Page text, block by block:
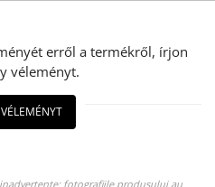
erről a termékről, írjon
véleményt.
VÉLEMÉNYT